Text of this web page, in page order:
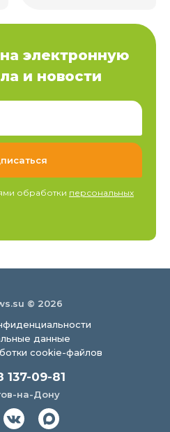
электронную
и новости
обработки персональных
© 2026
данные
cookie-файлов
137-09-81
на-Дону